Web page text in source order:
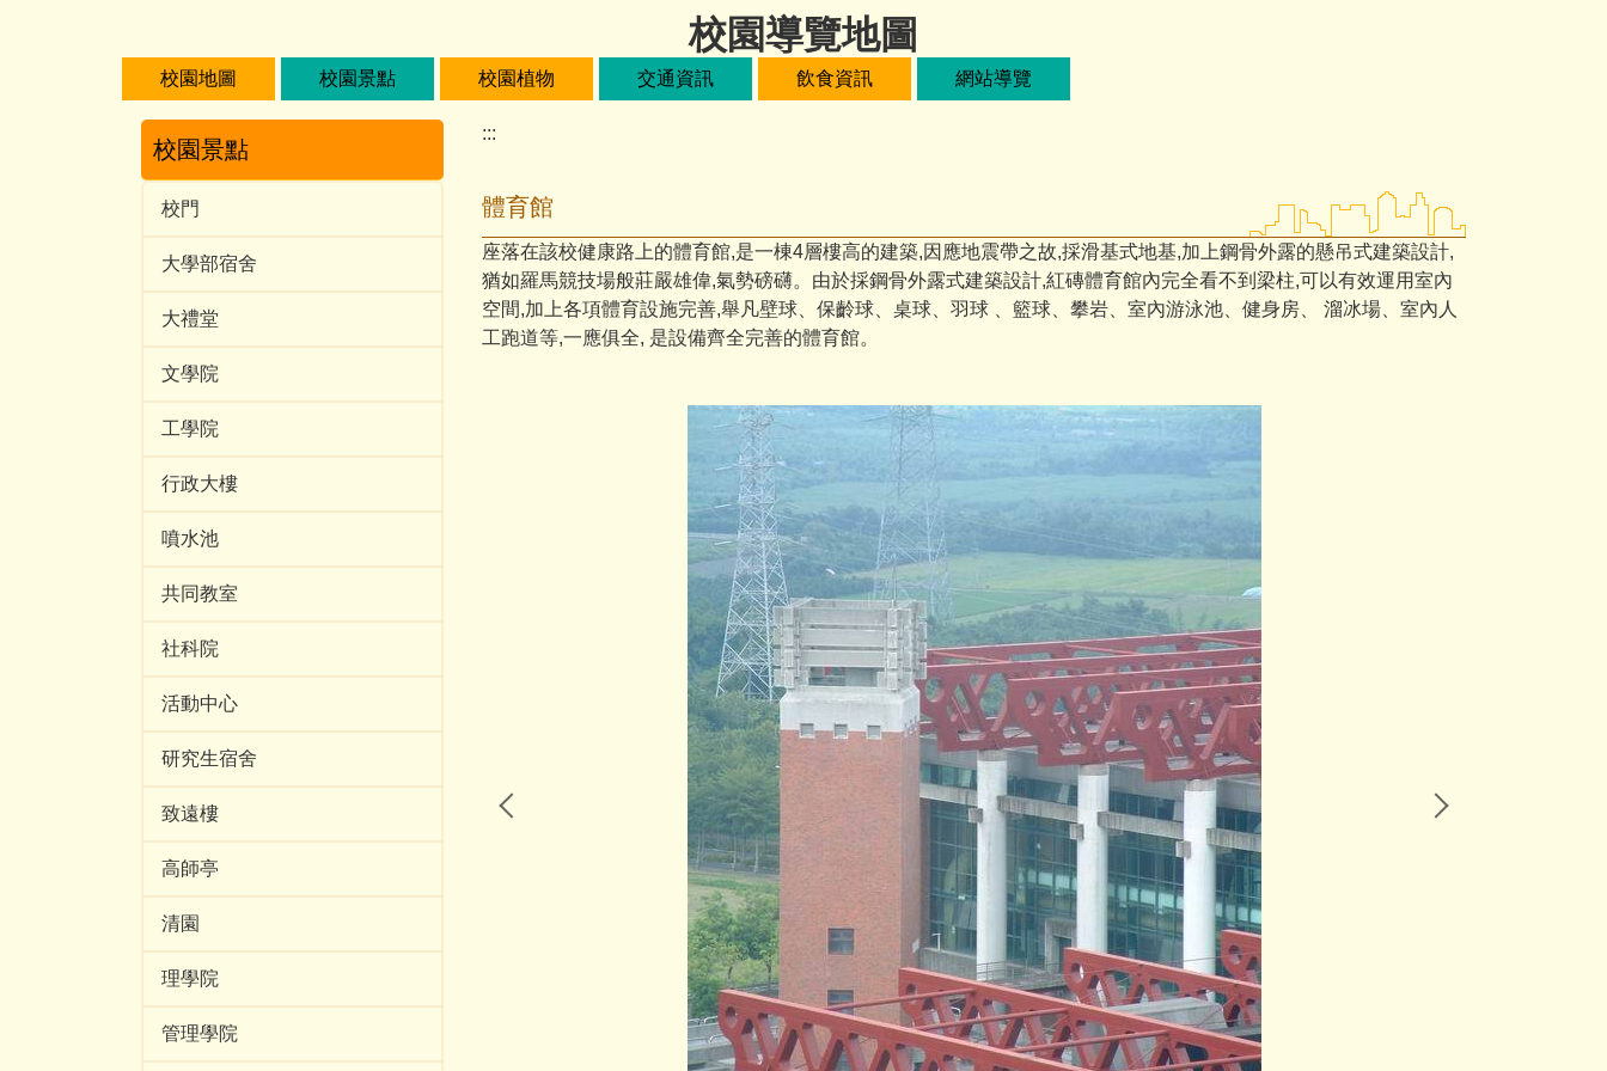
校園導覽地圖
校園地圖 校園景點 校園植物 交通資訊 飲食資訊 網站導覽
校園景點
校門
大學部宿舍
大禮堂
文學院
工學院
行政大樓
噴水池
共同教室
社科院
活動中心
研究生宿舍
致遠樓
高師亭
清園
理學院
管理學院
:::
體育館
座落在該校健康路上的體育館,是一棟4層樓高的建築,因應地震帶之故,採滑基式地基,加上鋼骨外露的懸吊式建築設計,
猶如羅馬競技場般莊嚴雄偉,氣勢磅礴。由於採鋼骨外露式建築設計,紅磚體育館內完全看不到梁柱,可以有效運用室內
空間,加上各項體育設施完善,舉凡壁球、保齡球、桌球、羽球 、籃球、攀岩、室內游泳池、健身房、 溜冰場、室內人
工跑道等,一應俱全, 是設備齊全完善的體育館。